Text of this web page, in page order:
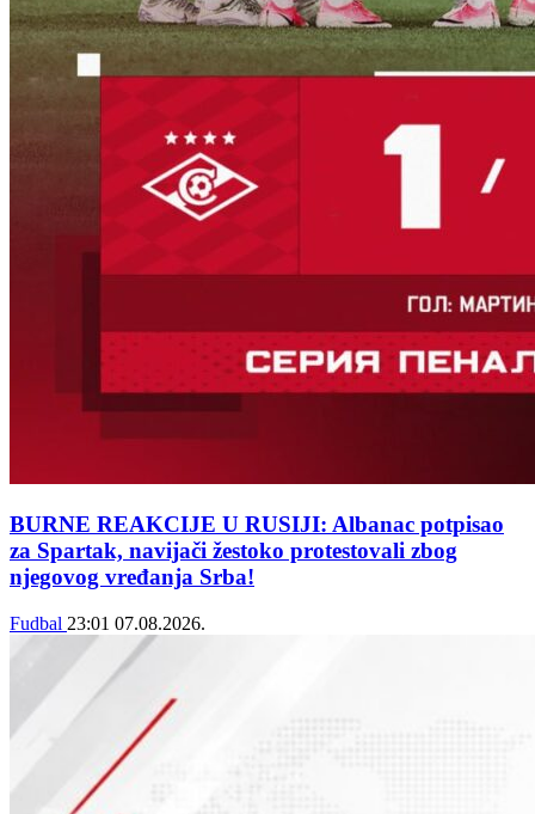
BURNE REAKCIJE U RUSIJI: Albanac potpisao
za Spartak, navijači žestoko protestovali zbog
njegovog vređanja Srba!
Fudbal 23:01 07.08.2026.